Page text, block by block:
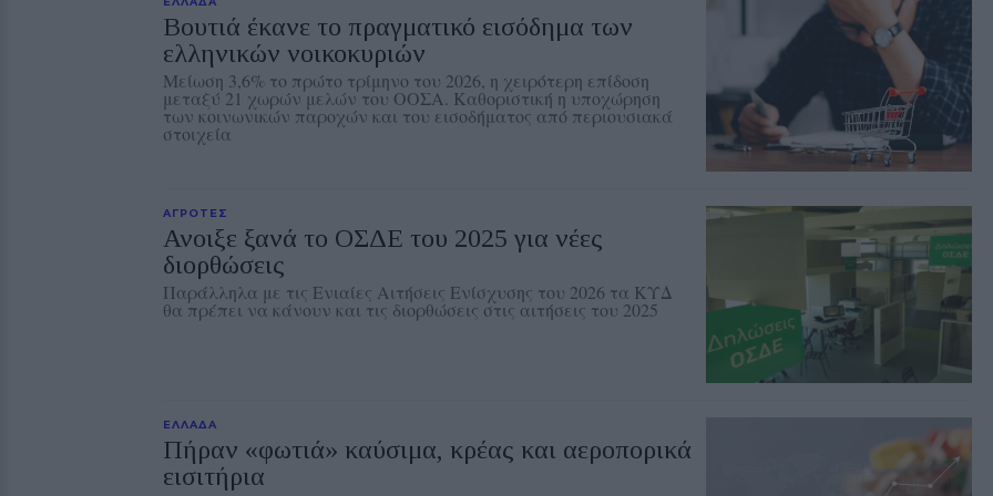
Βουτιά έκανε το πραγματικό εισόδημα των
ελληνικών νοικοκυριών
Μείωση 3,6% το πρώτο τρίμηνο του 2026, η χειρότερη επίδοση
μεταξύ 21 χωρών μελών του ΟΟΣΑ. Καθοριστική η υποχώρηση
των κοινωνικών παροχών και του εισοδήματος από περιουσιακά
στοιχεία
ΑΓΡΟΤΕΣ
Ανοιξε ξανά το ΟΣΔΕ του 2025 για νέες
διορθώσεις
Παράλληλα με τις Ενιαίες Αιτήσεις Ενίσχυσης του 2026 τα ΚΥΔ
θα πρέπει να κάνουν και τις διορθώσεις στις αιτήσεις του 2025
ΕΛΛΑΔΑ
Πήραν «φωτιά» καύσιμα, κρέας και αεροπορικά
εισιτήρια